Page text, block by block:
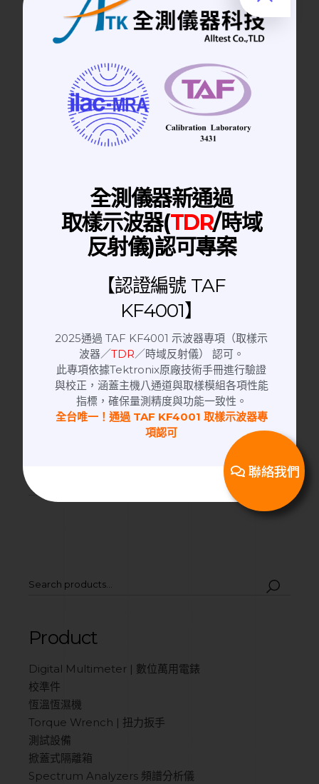
全測儀器科技的角色
全測儀器科技為TAF 認證實驗室（編號：
3431），通過 ISO/IEC 17025 標準的專業
評鑑。
全測儀器校正實驗室專注於精確測量、穩定性能與
卓越的校正效率，以滿足客戶多元化需求並確保儀
我們的服務特色：
涵蓋電磁量、RF、光學、溫濕度等多領域校正
由30 年專業經驗原廠背景工程師執行
急件三天完成，北部免費專車收送
除了 TAF 的定義之外，您可能也想知道ISO/IEC
17025 與 TAF 認證的關係，
ISO 17025 與 TAF 認證差在哪裡？
Product
Digital Multimeter | 數位萬用電錶
校準件
恆溫恆濕機
Torque Wrench | 扭力扳手
測試設備
掀蓋式隔離箱
Spectrum Analyzers 頻譜分析儀
全測儀器新通過
取樣示波器(TDR/時域
反射儀)認可專案
【認證編號 TAF
KF4001】
2025通過 TAF KF4001 示波器專項（取樣示
波器／TDR／時域反射儀） 認可。
此專項依據Tektronix原廠技術手冊進行驗證
與校正，涵蓋主機八通道與取樣模組各項性能
指標，確保量測精度與功能一致性。
全台唯一！通過 TAF KF4001 取樣示波器專
項認可
聯絡我們